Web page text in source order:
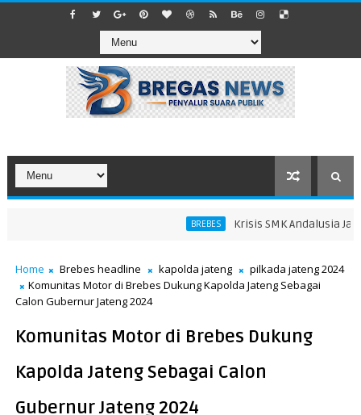
BREBES Krisis SMK Andalusia
Home Brebes headline kapolda jateng
pilkada jateng 2024
Komunitas Motor di Brebes Dukung Kapolda Jateng Sebagai
Calon Gubernur Jateng 2024
Komunitas Motor di Brebes Dukung
Kapolda Jateng Sebagai Calon
Gubernur Jateng 2024